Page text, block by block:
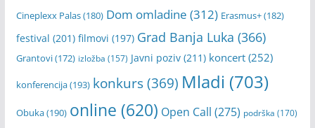
Cineplexx Palas(180) Dom omladine (312) Erasmus+(182)
festival (201) filmovi (197) Grad Banja Luka (366)
Grantovi(172) izložba (157) Javni poziv(211) koncert(252)
konferencija(193) konkurs(369) Mladi (703)
Obuka(190) online (620) Open Call (275) podrška (170)